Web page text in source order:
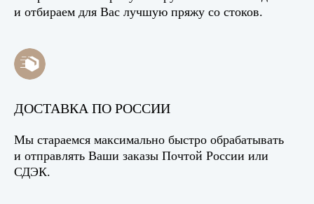
и отбираем для Вас лучшую пряжу со стоков.
ДОСТАВКА ПО РОССИИ
Мы стараемся максимально быстро обрабатывать
и отправлять Ваши заказы Почтой России или
СДЭК.